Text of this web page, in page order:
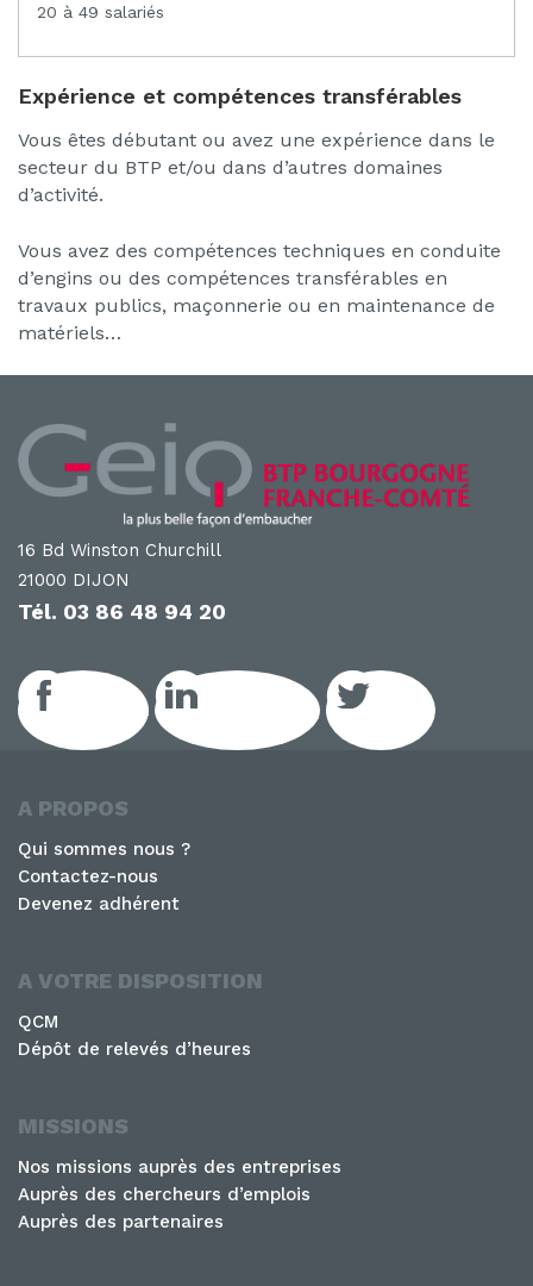
20 à 49 salariés
Expérience et compétences transférables
Vous êtes débutant ou avez une expérience dans le
secteur du BTP et/ou dans d’autres domaines
d’activité.
Vous avez des compétences techniques en conduite
d’engins ou des compétences transférables en
travaux publics, maçonnerie ou en maintenance de
matériels…
16 Bd Winston Churchill
21000 DIJON
Tél. 03 86 48 94 20
Facebook LinkedIn GEIQ Twitter
A PROPOS
Qui sommes nous ?
Contactez-nous
Devenez adhérent
A VOTRE DISPOSITION
QCM
Dépôt de relevés d’heures
MISSIONS
Nos missions auprès des entreprises
Auprès des chercheurs d’emplois
Auprès des partenaires